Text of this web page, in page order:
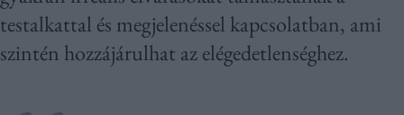
testalkattal és megjelenéssel kapcsolatban, ami
szintén hozzájárulhat az elégedetlenséghez.